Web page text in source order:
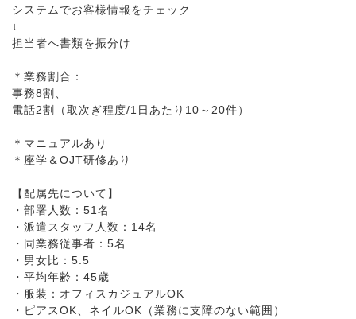
システムでお客様情報をチェック
↓
担当者へ書類を振分け
＊業務割合：
事務8割、
電話2割（取次ぎ程度/1日あたり10～20件）
＊マニュアルあり
＊座学＆OJT研修あり
【配属先について】
・部署人数：51名
・派遣スタッフ人数：14名
・同業務従事者：5名
・男女比：5:5
・平均年齢：45歳
・服装：オフィスカジュアルOK
・ピアスOK、ネイルOK（業務に支障のない範囲）